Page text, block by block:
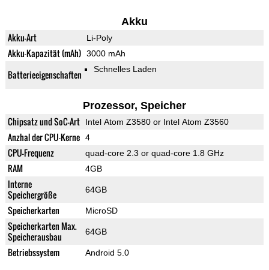
Akku
Akku-Art Li-Poly
Akku-Kapazität (mAh) 3000 mAh
Batterieeigenschaften Schnelles Laden
Prozessor, Speicher
Chipsatz und SoC-Art Intel Atom Z3580 or Intel Atom Z3560
Anzhal der CPU-Kerne 4
CPU-Frequenz quad-core 2.3 or quad-core 1.8 GHz
RAM 4GB
Interne
Speichergröße
64GB
Speicherkarten MicroSD
Speicherkarten Max.
Speicherausbau
64GB
Betriebssystem Android 5.0